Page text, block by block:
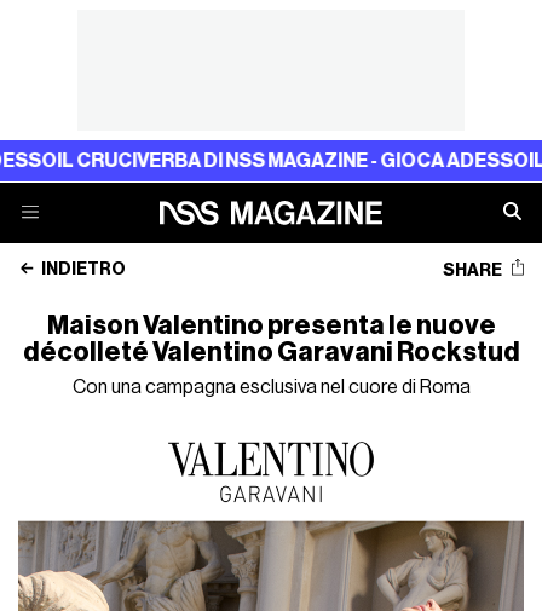
DI NSS MAGAZINE - GIOCA ADESSO IL
INDIETRO SHARE
Maison Valentino presenta le nuove
décolleté Valentino Garavani Rockstud
Con una campagna esclusiva nel cuore di Roma